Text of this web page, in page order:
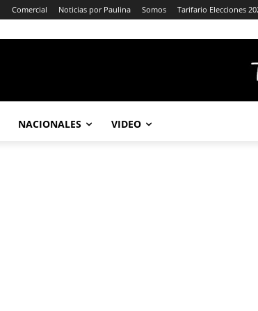
Comercial Noticias por Paulina Somos Tarifario Elecciones
NACIONALES VIDEO